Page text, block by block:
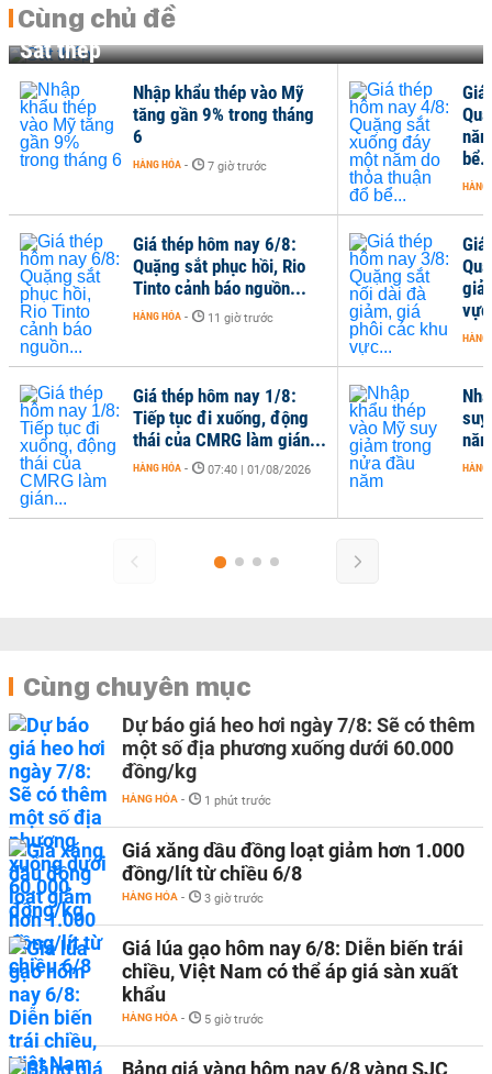
Cùng chủ đề
Sắt thép
khẩu thép vào Mỹ
gần 9% trong tháng
HÓA - 7 giờ trước
thép hôm nay 6/8:
sắt phục hồi, Rio
cảnh báo nguồn...
HÓA - 11 giờ trước
Giá thép hôm nay 4/8:
Quặng sắt xuống đáy
năm do thỏa thuận đổ
HÀNG HÓA - 07:00 | 04/08/
Giá thép hôm nay 3/8:
Quặng sắt nối dài đà
giảm, giá phôi các khu
vực...
HÀNG HÓA - 07:07 | 03/08/
thép hôm nay 1/8:
tục đi xuống, động
của CMRG làm gián...
HÓA - 07:40 | 01/08/2026
Nhập khẩu thép vào Mỹ
suy giảm trong nửa đầu
năm
HÀNG HÓA - 09:56 | 30/07/
Cùng chuyên mục
Dự báo giá heo hơi ngày 7/8: Sẽ có thêm
một số địa phương xuống dưới 60.000
đồng/kg
HÀNG HÓA - 1 phút trước
Giá xăng dầu đồng loạt giảm hơn 1.000
đồng/lít từ chiều 6/8
HÀNG HÓA - 3 giờ trước
Giá lúa gạo hôm nay 6/8: Diễn biến trái
chiều, Việt Nam có thể áp giá sàn xuất
khẩu
HÀNG HÓA - 5 giờ trước
Bảng giá vàng hôm nay 6/8 vàng SJC